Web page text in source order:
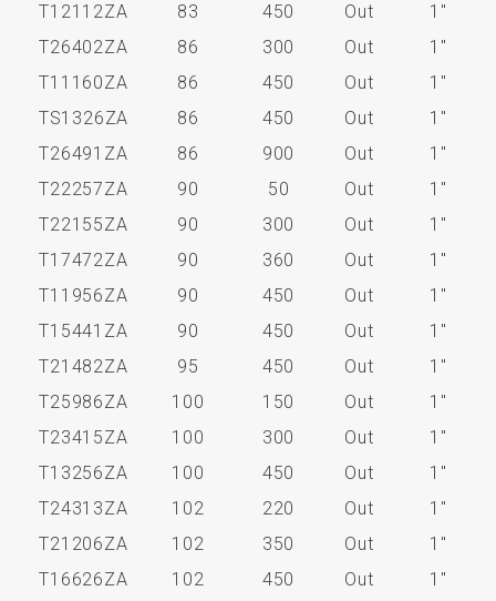
T12112ZA
83 450 Out
1"
T26402ZA
86 300 Out
1"
T11160ZA
86 450 Out
1"
TS1326ZA
86 450 Out
1"
T26491ZA
86 900 Out
1"
T22257ZA
90 50 Out
1"
T22155ZA
90 300 Out
1"
T17472ZA
90 360 Out
1"
T11956ZA
90 450 Out
1"
T15441ZA
90 450 Out
1"
T21482ZA
95 450 Out
1"
T25986ZA
100 150 Out
1"
T23415ZA
100 300 Out
1"
T13256ZA
100 450 Out
1"
T24313ZA
102 220 Out
1"
T21206ZA
102 350 Out
1"
T16626ZA
102 450 Out
1"